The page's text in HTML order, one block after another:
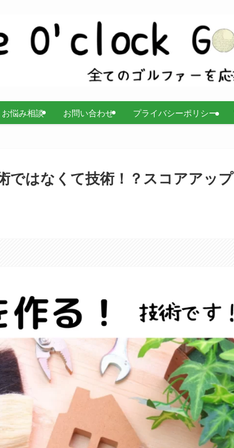
お悩み相談 お問い合わせ プライバシーポリシー
ではなくて技術！？スコアアップ